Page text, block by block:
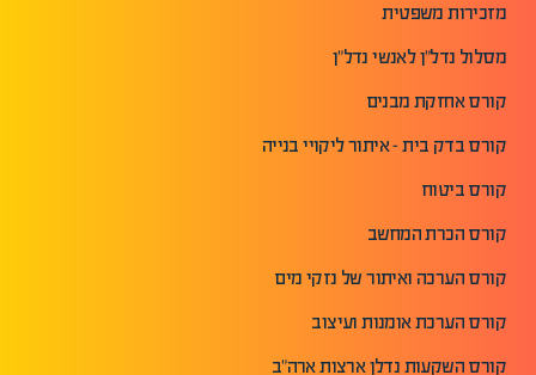
מזכירות משפטית
מסלול נדל"ן לאנשי נדל"ן
קורס אחזקת מבנים
קורס בדק בית - איתור ליקויי בנייה
קורס ביטוח
קורס הכרת המחשב
קורס הערכה ואיתור של נזקי מים
קורס הערכת אומנות ועיצוב
קורס השקעות נדלן ארצות ארה"ב